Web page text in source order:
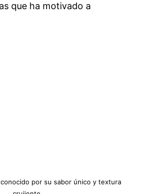
que ha motivado a
por su sabor único y textura